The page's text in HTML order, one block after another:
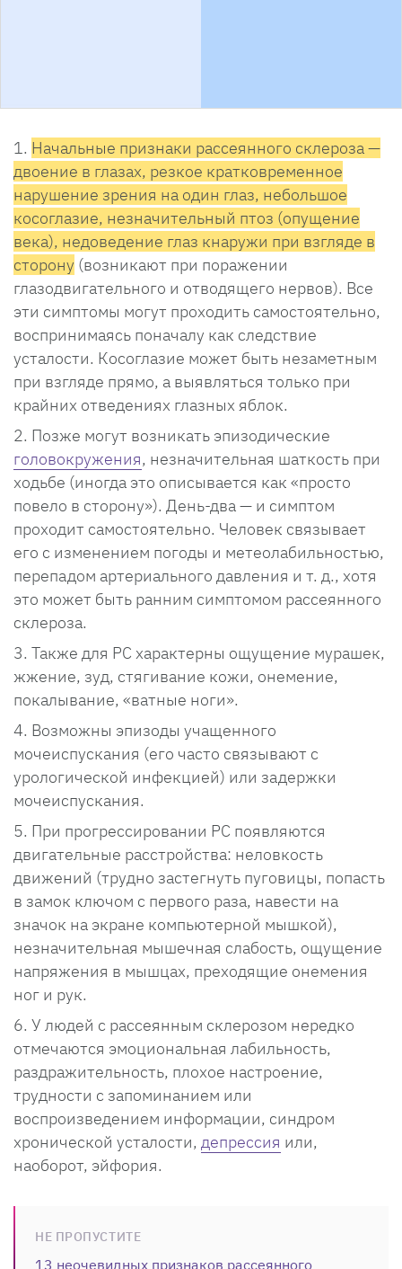
Начальные признаки рассеянного склероза —
двоение в глазах, резкое кратковременное
нарушение зрения на один глаз, небольшое
косоглазие, незначительный птоз (опущение
века), недоведение глаз кнаружи при взгляде в
сторону (возникают при поражении
глазодвигательного и отводящего нервов). Все
эти симптомы могут проходить самостоятельно,
воспринимаясь поначалу как следствие
усталости. Косоглазие может быть незаметным
при взгляде прямо, а выявляться только при
крайних отведениях глазных яблок.
Позже могут возникать эпизодические
головокружения, незначительная шаткость при
ходьбе (иногда это описывается как «просто
повело в сторону»). День-два — и симптом
проходит самостоятельно. Человек связывает
его с изменением погоды и метеолабильностью,
перепадом артериального давления и т. д., хотя
это может быть ранним симптомом рассеянного
склероза.
Также для РС характерны ощущение мурашек,
жжение, зуд, стягивание кожи, онемение,
покалывание, «ватные ноги».
Возможны эпизоды учащенного
мочеиспускания (его часто связывают с
урологической инфекцией) или задержки
мочеиспускания.
При прогрессировании РС появляются
двигательные расстройства: неловкость
движений (трудно застегнуть пуговицы, попасть
в замок ключом с первого раза, навести на
значок на экране компьютерной мышкой),
незначительная мышечная слабость, ощущение
напряжения в мышцах, преходящие онемения
ног и рук.
У людей с рассеянным склерозом нередко
отмечаются эмоциональная лабильность,
раздражительность, плохое настроение,
трудности с запоминанием или
воспроизведением информации, синдром
хронической усталости, депрессия или,
наоборот, эйфория.
НЕ ПРОПУСТИТЕ
13 неочевидных признаков рассеянного